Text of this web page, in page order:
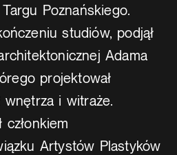
Poznańskiego.
studiów, podjął
Adama
projektował
wnętrza i witraże.
Artystów Plastyków